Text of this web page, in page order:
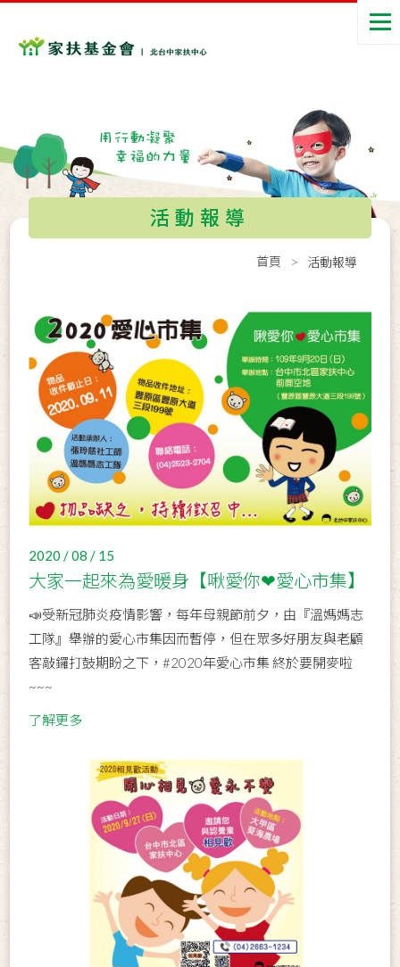
活動報導
首頁 活動報導
2020 / 08 / 15
大家一起來為愛暖身【啾愛你❤愛心市集】
📣受新冠肺炎疫情影響，每年母親節前夕，由『溫媽媽志
工隊』舉辦的愛心市集因而暫停，但在眾多好朋友與老顧
客敲鑼打鼓期盼之下，#2020年愛心市集 終於要開麥啦
~~~
了解更多